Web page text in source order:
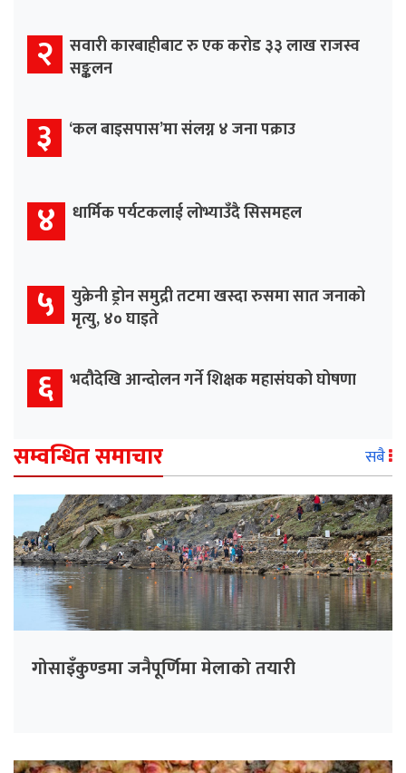
२ सवारी कारबाहीबाट रु एक करोड ३३ लाख राजस्व
सङ्कलन
३ ‘कल बाइसपास’मा संलग्न ४ जना पक्राउ
४ धार्मिक पर्यटकलाई लोभ्याउँदै सिसमहल
५ युक्रेनी ड्रोन समुद्री तटमा खस्दा रुसमा सात जनाको
मृत्यु, ४० घाइते
६ भदौदेखि आन्दोलन गर्ने शिक्षक महासंघको घोषणा
सम्वन्धित समाचार सबै
गोसाइँकुण्डमा जनैपूर्णिमा मेलाको तयारी